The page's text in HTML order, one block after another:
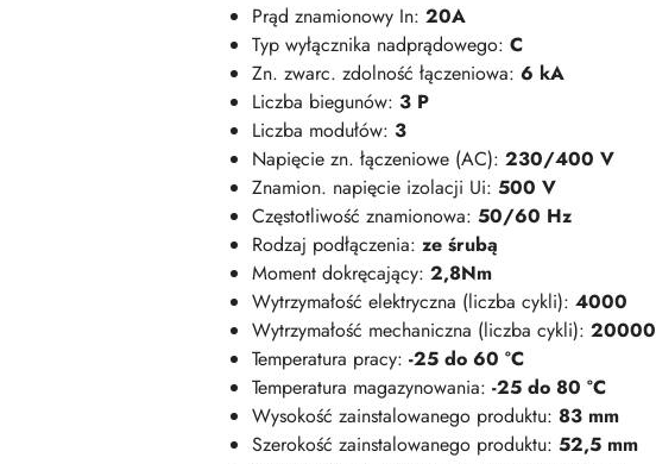
Prąd znamionowy In: 20A
Typ wyłącznika nadprądowego: C
Zn. zwarc. zdolność łączeniowa: 6 kA
Liczba biegunów: 3 P
Liczba modułów: 3
Napięcie zn. łączeniowe (AC): 230/400 V
Znamion. napięcie izolacji Ui: 500 V
Częstotliwość znamionowa: 50/60 Hz
Rodzaj podłączenia: ze śrubą
Moment dokręcający: 2,8Nm
Wytrzymałość elektryczna (liczba cykli): 4000
Wytrzymałość mechaniczna (liczba cykli): 20000
Temperatura pracy: -25 do 60 °C
Temperatura magazynowania: -25 do 80 °C
Wysokość zainstalowanego produktu: 83 mm
Szerokość zainstalowanego produktu: 52,5 mm